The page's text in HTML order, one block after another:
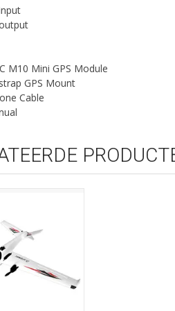
M10 Mini GPS Module
GPS Mount
Cable